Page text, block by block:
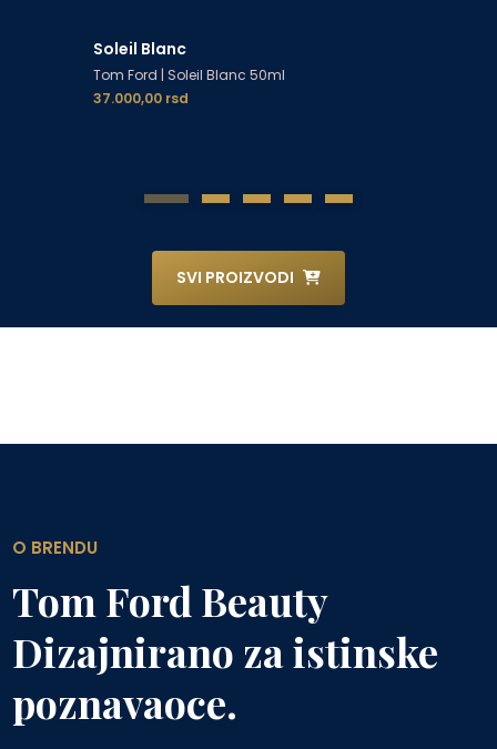
Soleil Blanc
Tom Ford | Soleil Blanc 50ml
37.000,00 rsd
SVI PROIZVODI
O BRENDU
Tom Ford Beauty
Dizajnirano za istinske
poznavaoce.